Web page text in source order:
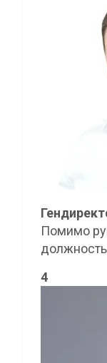
Помимо
4